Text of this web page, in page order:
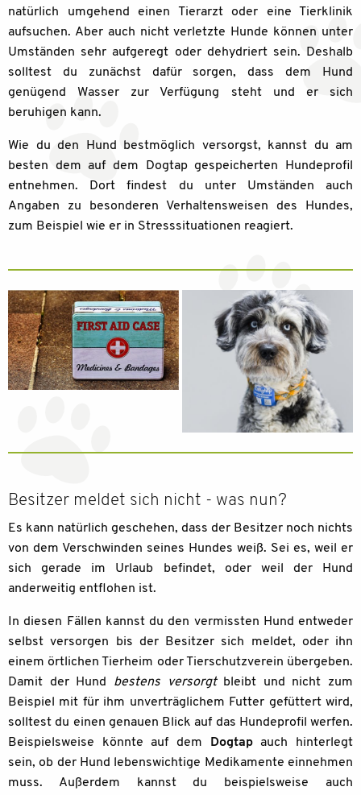
natürlich umgehend einen Tierarzt oder eine Tierklinik
aufsuchen. Aber auch nicht verletzte Hunde können unter
Umständen sehr aufgeregt oder dehydriert sein. Deshalb
solltest du zunächst dafür sorgen, dass dem Hund
genügend Wasser zur Verfügung steht und er sich
beruhigen kann.
Wie du den Hund bestmöglich versorgst, kannst du am
besten dem auf dem Dogtap gespeicherten Hundeprofil
entnehmen. Dort findest du unter Umständen auch
Angaben zu besonderen Verhaltensweisen des Hundes,
zum Beispiel wie er in Stresssituationen reagiert.
Besitzer meldet sich nicht - was nun?
Es kann natürlich geschehen, dass der Besitzer noch nichts
von dem Verschwinden seines Hundes weiß. Sei es, weil er
sich gerade im Urlaub befindet, oder weil der Hund
anderweitig entflohen ist.
In diesen Fällen kannst du den vermissten Hund entweder
selbst versorgen bis der Besitzer sich meldet, oder ihn
einem örtlichen Tierheim oder Tierschutzverein übergeben.
Damit der Hund bestens versorgtbleibt und nicht zum
Beispiel mit für ihm unverträglichem Futter gefüttert wird,
solltest du einen genauen Blick auf das Hundeprofil werfen.
Beispielsweise könnte auf dem
Dogtapauch hinterlegt
sein, ob der Hund lebenswichtige Medikamente einnehmen
muss. Außerdem kannst du beispielsweise auch